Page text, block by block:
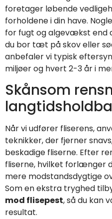
foretager løbende
forholdene i din have.
for fugt og algevækst end
du bor tæt på skov eller
anbefaler vi typisk
miljøer og hvert 2-3 år i
Skånsom
Når vi udfører fliserens,
teknikker, der fjerner
beskadige fliserne. Efter
fliserne, hvilket forlænger
mere modstandsdygtige
Som en ekstra tryghed
mod flisepest, så du kan
resultat.